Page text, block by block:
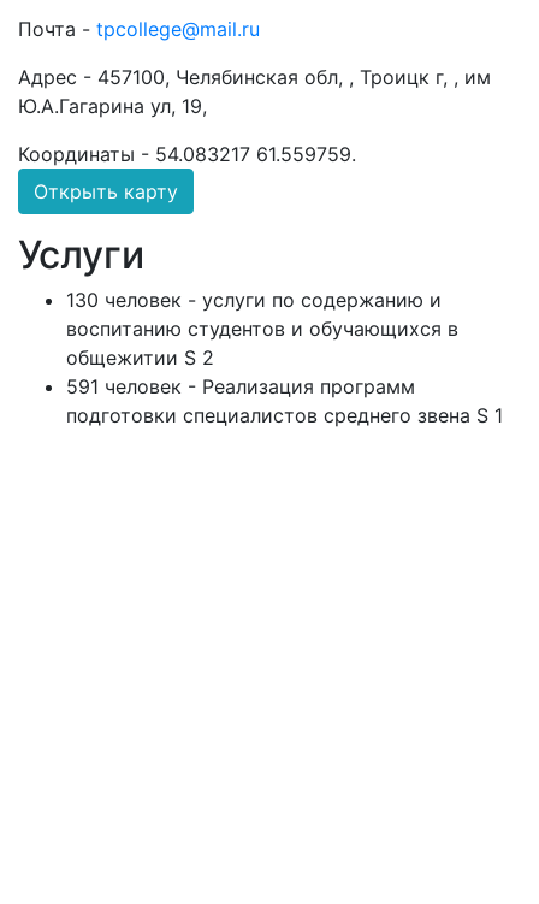
Почта - tpcollege@mail.ru
Адрес - 457100, Челябинская обл, , Троицк г, , им
Ю.А.Гагарина ул, 19,
Координаты - 54.083217 61.559759.
Открыть карту
Услуги
130 человек - услуги по содержанию и
воспитанию студентов и обучающихся в
общежитии S 2
591 человек - Реализация программ
подготовки специалистов среднего звена S 1